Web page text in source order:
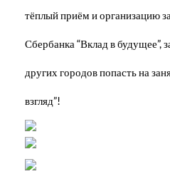
тёплый приём и организацию
Сбербанка “Вклад в будущее”,
других городов попасть на
взгляд”!